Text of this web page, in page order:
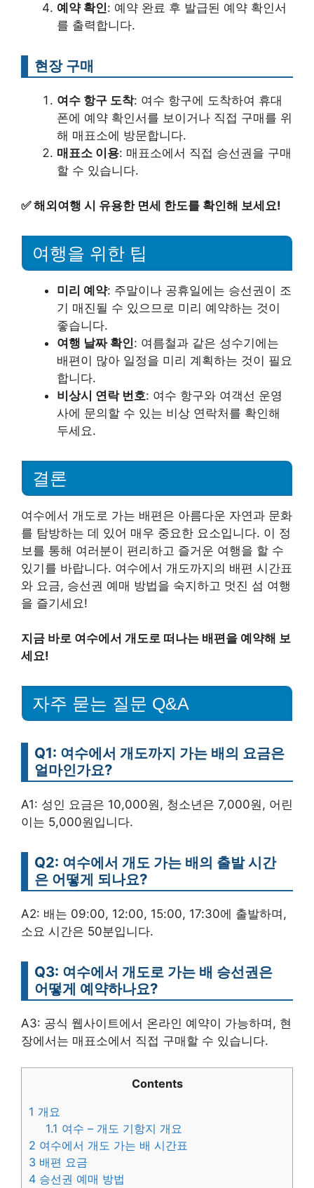
예약 확인: 예약 완료 후 발급된 예약 확인서
를 출력합니다.
현장 구매
여수 항구 도착: 여수 항구에 도착하여 휴대
폰에 예약 확인서를 보이거나 직접 구매를 위
해 매표소에 방문합니다.
매표소 이용: 매표소에서 직접 승선권을 구매
할 수 있습니다.
✅해외여행 시 유용한 면세 한도를 확인해 보세요!
여행을 위한 팁
미리 예약: 주말이나 공휴일에는 승선권이 조
기 매진될 수 있으므로 미리 예약하는 것이
좋습니다.
여행 날짜 확인: 여름철과 같은 성수기에는
배편이 많아 일정을 미리 계획하는 것이 필요
합니다.
비상시 연락 번호: 여수 항구와 여객선 운영
사에 문의할 수 있는 비상 연락처를 확인해
두세요.
결론
여수에서 개도로 가는 배편은 아름다운 자연과 문화
를 탐방하는 데 있어 매우 중요한 요소입니다. 이 정
보를 통해 여러분이 편리하고 즐거운 여행을 할 수
있기를 바랍니다. 여수에서 개도까지의 배편 시간표
와 요금, 승선권 예매 방법을 숙지하고 멋진 섬 여행
을 즐기세요!
지금 바로 여수에서 개도로 떠나는 배편을 예약해 보
세요!
자주 묻는 질문 Q&A
Q1: 여수에서 개도까지 가는 배의 요금은
얼마인가요?
A1: 성인 요금은 10,000원, 청소년은 7,000원, 어린
이는 5,000원입니다.
Q2: 여수에서 개도 가는 배의 출발 시간
은 어떻게 되나요?
A2: 배는 09:00, 12:00, 15:00, 17:30에 출발하며,
소요 시간은 50분입니다.
Q3: 여수에서 개도로 가는 배 승선권은
어떻게 예약하나요?
A3: 공식 웹사이트에서 온라인 예약이 가능하며, 현
장에서는 매표소에서 직접 구매할 수 있습니다.
Contents
1 개요
1.1 여수 – 개도 기항지 개요
2 여수에서 개도 가는 배 시간표
3 배편 요금
4 승선권 예매 방법